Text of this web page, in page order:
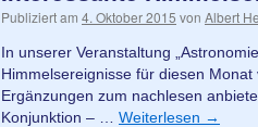
Publiziert am 4. Oktober 2015 von Albert
In unserer Veranstaltung
Himmelsereignisse für diesen
Ergänzungen zum nachlesen
Konjunktion – … Weiterlesen →